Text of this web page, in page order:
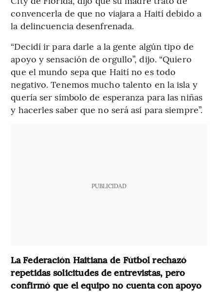
convencerla de que no viajara a Haití debido a
la delincuencia desenfrenada.
“Decidí ir para darle a la gente algún tipo de
apoyo y sensación de orgullo”, dijo. “Quiero
que el mundo sepa que Haití no es todo
negativo. Tenemos mucho talento en la isla y
quería ser símbolo de esperanza para las niñas
y hacerles saber que no será así para siempre”.
PUBLICIDAD
La Federación Haitiana de Fútbol rechazó
repetidas solicitudes de entrevistas, pero
confirmó que el equipo no cuenta con apoyo